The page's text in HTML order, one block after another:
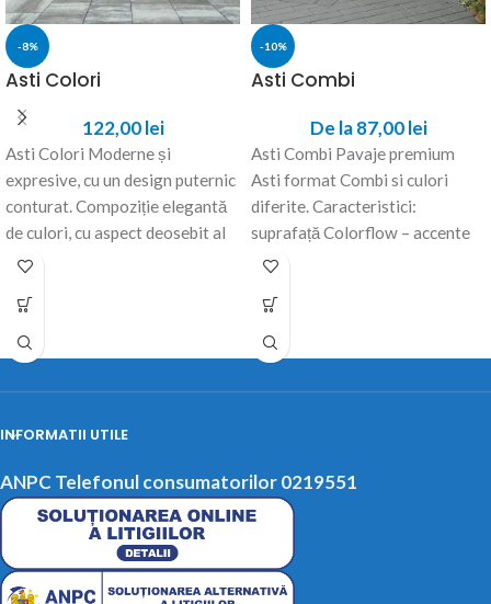
-8%
Asti Colori
122,00lei
Asti Colori Moderne și
expresive, cu un design puternic
conturat. Compoziție elegantă
de culori, cu aspect deosebit al
suprafeței, completat
-10%
Asti Combi
De la 87,00lei
Asti Combi Pavaje premium
Asti format Combi si culori
diferite. Caracteristici:
suprafață Colorflow – accente
individuale de culoare format cu
INFORMATII UTILE
ANPC Telefonul consumatorilor 0219551